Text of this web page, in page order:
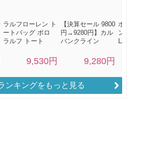
ンキングをもっと見る